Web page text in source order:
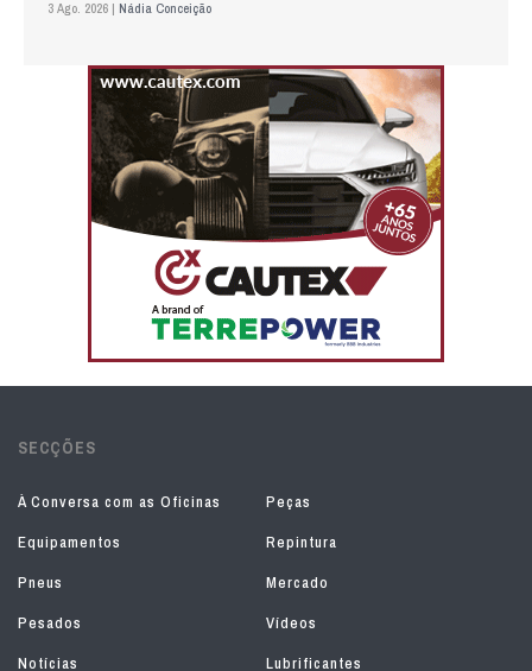
3 Ago. 2026 | Nádia Conceição
SECÇÕES
À Conversa com as Oficinas
Peças
Equipamentos
Repintura
Pneus
Mercado
Pesados
Vídeos
Notícias
Lubrificantes